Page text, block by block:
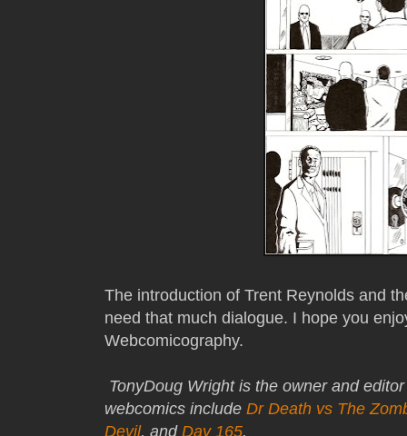
The introduction of Trent Reynolds and
need that much dialogue. I hope you
Webcomicography.
TonyDoug Wright is the owner and
webcomics include Dr Death vs The
Devil, andDay 165.